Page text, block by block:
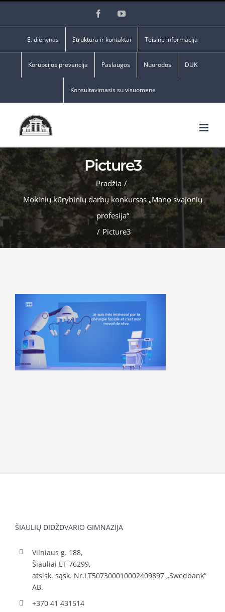
FacebookYouTube
E. dienynas Struktūra ir kontaktai Teisinė informacija
Korupcijos prevencija Paslaugos Nuorodos DUK
Konsultavimasis su visuomene
Picture3
Pradžia /
Mokinių kūrybinių darbų konkursas „Mano svajonių
profesija“
/ Picture3
ŠIAULIŲ DIDŽDVARIO GIMNAZIJA
Vilniaus g. 188,
Šiauliai LT-76299,
atsisk. sąsk. Nr.LT507300010002409897 „Swedbank“
AB.
+370 41 431514